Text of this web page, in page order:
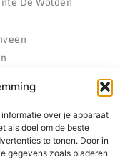
over je apparaat
als doel om de beste
te tonen. Door in
gegevens zoals bladeren